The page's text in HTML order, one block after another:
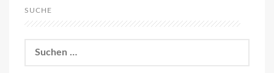
SUCHE
nach: